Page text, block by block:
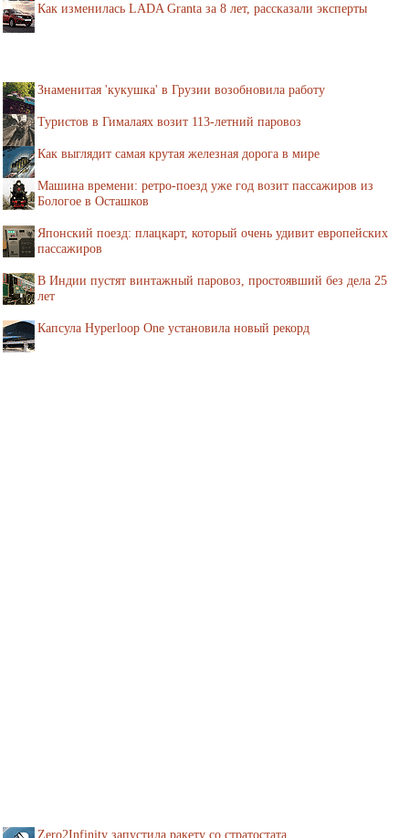
Как изменилась LADA Granta за 8 лет, рассказали эксперты
Знаменитая 'кукушка' в Грузии возобновила работу
Туристов в Гималаях возит 113-летний паровоз
Как выглядит самая крутая железная дорога в мире
Машина времени: ретро-поезд уже год возит пассажиров из
Бологое в Осташков
Японский поезд: плацкарт, который очень удивит европейских
пассажиров
В Индии пустят винтажный паровоз, простоявший без дела 25
лет
Капсула Hyperloop One установила новый рекорд
Zero2Infinity запустила ракету со стратостата